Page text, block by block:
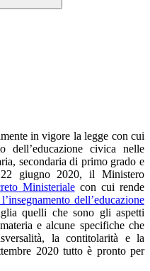
in vigore la legge con cui
dell’educazione civica nelle
secondaria di primo grado e
giugno 2020, il Ministero
Ministeriale con cui rende
dell’educazione
quelli che sono gli aspetti
e alcune specifiche che
la contitolarità e la
2020 tutto è pronto per